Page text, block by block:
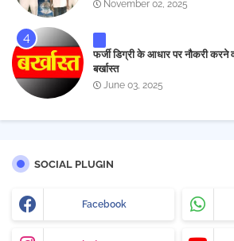
November 02, 2025
फर्जी डिग्री के आधार पर नौकरी करने
बर्खास्त
June 03, 2025
SOCIAL PLUGIN
Facebook